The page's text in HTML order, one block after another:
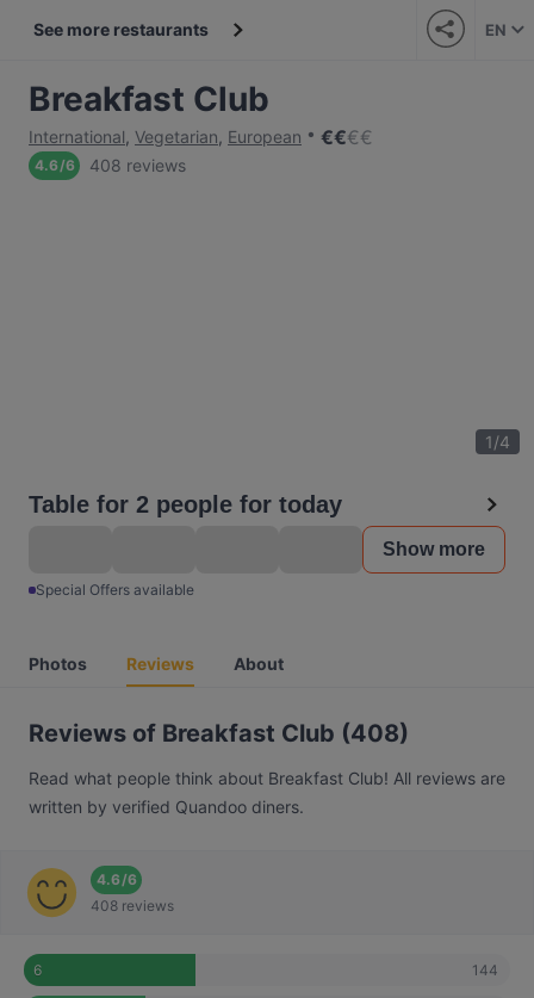
See more restaurants EN
Breakfast Club
International, Vegetarian, European €€€€
4.6/6 408 reviews
1/4
Table for 2 people for today
Show more
Special Offers available
Photos Reviews About
Reviews of Breakfast Club (408)
Read what people think about Breakfast Club! All reviews are
written by verified Quandoo diners.
4.6/6
408 reviews
6 144